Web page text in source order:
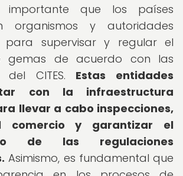
importante que los países
organismos y autoridades
para supervisar y regular el
gemas de acuerdo con las
del CITES. Estas entidades
con la infraestructura
llevar a cabo inspecciones,
comercio y garantizar el
de las regulaciones
Asimismo, es fundamental que